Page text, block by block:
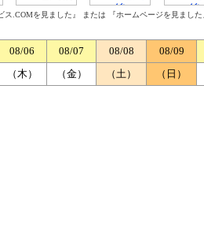
.COMを見ました』 または 『ホームページを見まし
08/06 08/07 08/08 08/09
（木）
（金） （土） （日）